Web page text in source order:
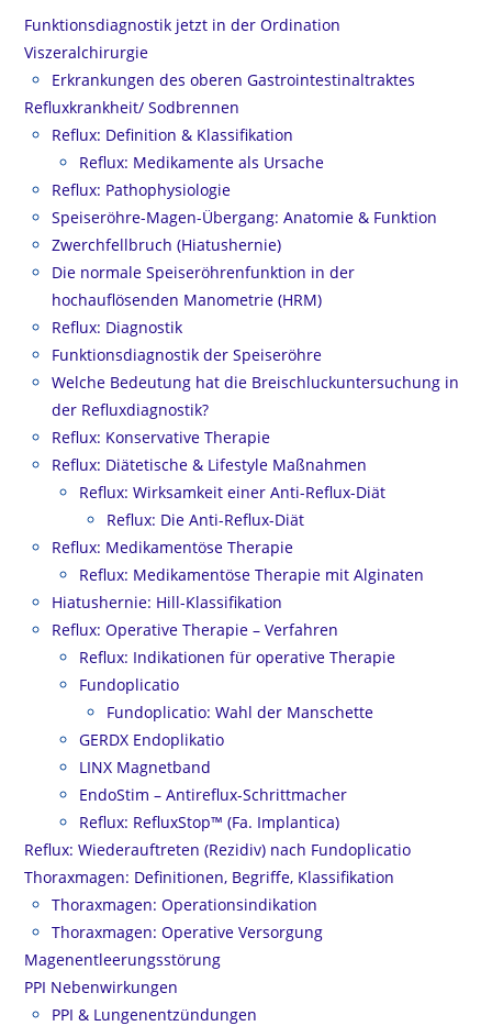
Funktionsdiagnostik jetzt in der Ordination
Viszeralchirurgie
Erkrankungen des oberen Gastrointestinaltraktes
Refluxkrankheit/ Sodbrennen
Reflux: Definition & Klassifikation
Reflux: Medikamente als Ursache
Reflux: Pathophysiologie
Speiseröhre-Magen-Übergang: Anatomie & Funktion
Zwerchfellbruch (Hiatushernie)
Die normale Speiseröhrenfunktion in der
hochauflösenden Manometrie (HRM)
Reflux: Diagnostik
Funktionsdiagnostik der Speiseröhre
Welche Bedeutung hat die Breischluckuntersuchung in
der Refluxdiagnostik?
Reflux: Konservative Therapie
Reflux: Diätetische & Lifestyle Maßnahmen
Reflux: Wirksamkeit einer Anti-Reflux-Diät
Reflux: Die Anti-Reflux-Diät
Reflux: Medikamentöse Therapie
Reflux: Medikamentöse Therapie mit Alginaten
Hiatushernie: Hill-Klassifikation
Reflux: Operative Therapie – Verfahren
Reflux: Indikationen für operative Therapie
Fundoplicatio
Fundoplicatio: Wahl der Manschette
GERDX Endoplikatio
LINX Magnetband
EndoStim – Antireflux-Schrittmacher
Reflux: RefluxStop™ (Fa. Implantica)
Reflux: Wiederauftreten (Rezidiv) nach Fundoplicatio
Thoraxmagen: Definitionen, Begriffe, Klassifikation
Thoraxmagen: Operationsindikation
Thoraxmagen: Operative Versorgung
Magenentleerungsstörung
PPI Nebenwirkungen
PPI & Lungenentzündungen